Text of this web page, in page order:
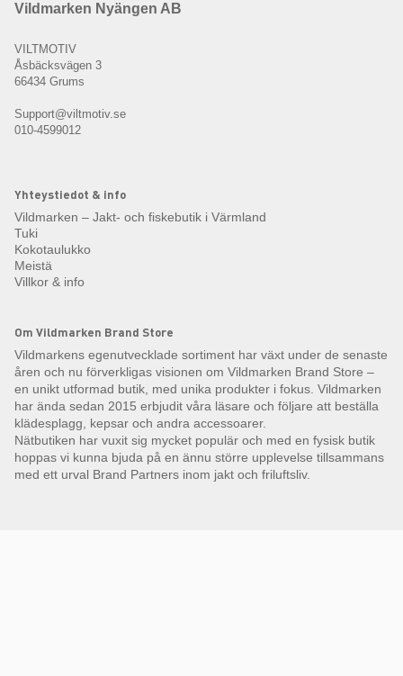
Vildmarken Nyängen AB
VILTMOTIV
Åsbäcksvägen 3
66434 Grums
Support@viltmotiv.se
010-4599012
Yhteystiedot & info
Vildmarken – Jakt- och fiskebutik i Värmland
Tuki
Kokotaulukko
Meistä
Villkor & info
Om Vildmarken Brand Store
Vildmarkens egenutvecklade sortiment har växt under de senaste
åren och nu förverkligas visionen om Vildmarken Brand Store –
en unikt utformad butik, med unika produkter i fokus. Vildmarken
har ända sedan 2015 erbjudit våra läsare och följare att beställa
klädesplagg, kepsar och andra accessoarer.
Nätbutiken har vuxit sig mycket populär och med en fysisk butik
hoppas vi kunna bjuda på en ännu större upplevelse tillsammans
med ett urval Brand Partners inom jakt och friluftsliv.